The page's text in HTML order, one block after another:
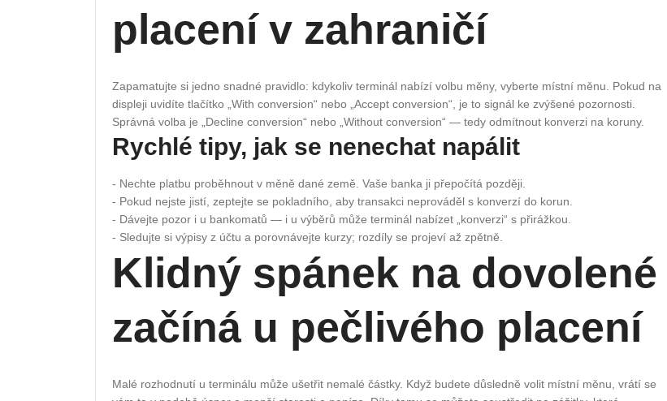
placení v zahraničí
Zapamatujte si jedno snadné pravidlo: kdykoliv terminál nabízí volbu měny, vyberte místní měnu. Pokud na
displeji uvidíte tlačítko „With conversion“ nebo „Accept conversion“, je to signál ke zvýšené pozornosti.
Správná volba je „Decline conversion“ nebo „Without conversion“ — tedy odmítnout konverzi na koruny.
Rychlé tipy, jak se nenechat napálit
- Nechte platbu proběhnout v měně dané země. Vaše banka ji přepočítá později.
- Pokud nejste jistí, zeptejte se pokladního, aby transakci neprováděl s konverzí do korun.
- Dávejte pozor i u bankomatů — i u výběrů může terminál nabízet „konverzi“ s přirážkou.
- Sledujte si výpisy z účtu a porovnávejte kurzy; rozdíly se projeví až zpětně.
Klidný spánek na dovolené
začíná u pečlivého placení
Malé rozhodnutí u terminálu může ušetřit nemalé částky. Když budete důsledně volit místní měnu, vrátí se